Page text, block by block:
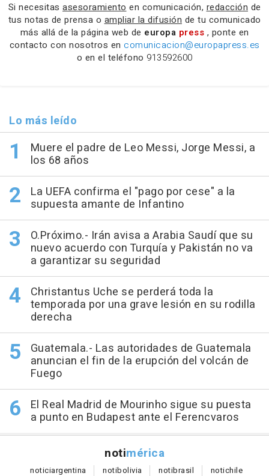
Si necesitas asesoramiento en comunicación, redacción de
tus notas de prensa o ampliar la difusión de tu comunicado
más allá de la página web de europa press , ponte en
contacto con nosotros en comunicacion@europapress.es
o en el teléfono 913592600
Lo más leído
Muere el padre de Leo Messi, Jorge Messi, a
los 68 años
La UEFA confirma el "pago por cese" a la
supuesta amante de Infantino
O.Próximo.- Irán avisa a Arabia Saudí que su
nuevo acuerdo con Turquía y Pakistán no va
a garantizar su seguridad
Christantus Uche se perderá toda la
temporada por una grave lesión en su rodilla
derecha
Guatemala.- Las autoridades de Guatemala
anuncian el fin de la erupción del volcán de
Fuego
El Real Madrid de Mourinho sigue su puesta
a punto en Budapest ante el Ferencvaros
notimérica
noticiargentina notibolivia notibrasil notichile